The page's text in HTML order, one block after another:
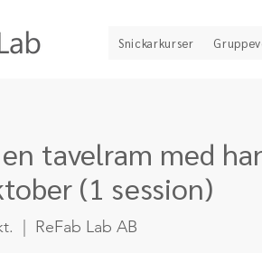
Snickarkurser
en tavelram med
(1 session)
ReFab Lab AB